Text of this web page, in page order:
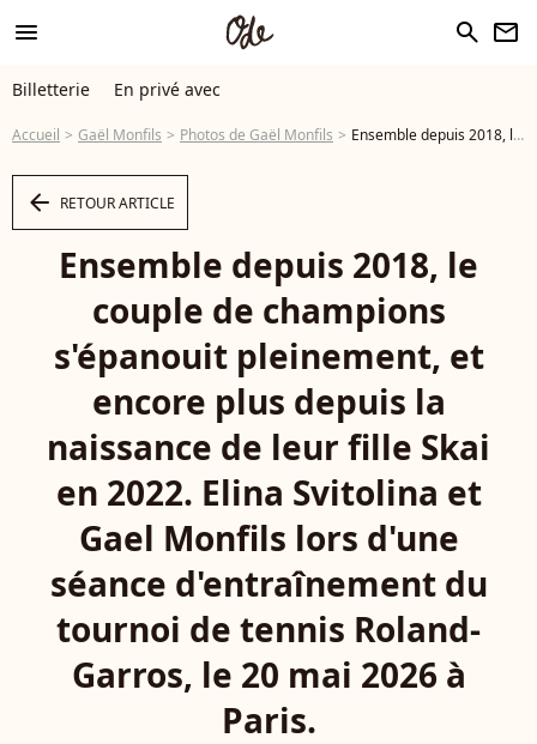
menu search newsletter
Billetterie En privé avec
Accueil Gaël Monfils Photos de Gaël Monfils Ensemble depuis 2018, le couple de champions s'épanouit pleinement, et encore plus depuis la naissance de leur fille Skai en 2022. Elina Svitolina et Gael Monfils lors d'une séance d'entraînement du tournoi de tennis Roland-Garros, le 20 mai 2026 à Paris. © Matthieu Mirville/ZUMA Press Wire/Bestimage - Photo
arrow_left RETOUR ARTICLE
Ensemble depuis 2018, le
couple de champions
s'épanouit pleinement, et
encore plus depuis la
naissance de leur fille Skai
en 2022. Elina Svitolina et
Gael Monfils lors d'une
séance d'entraînement du
tournoi de tennis Roland-
Garros, le 20 mai 2026 à
Paris.